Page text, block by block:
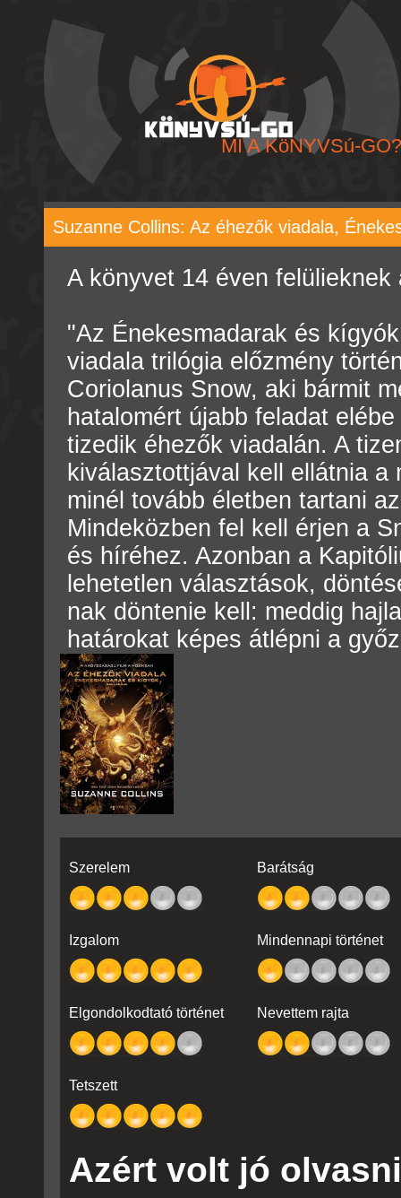
MI A KöNYVSú-
Suzanne Collins: Az éhezők viadala,
A könyvet 14 éven felülieknek
"Az Énekesmadarak és
viadala trilógia előzmény
Coriolanus Snow, aki bármit
hatalomért újabb feladat
tizedik éhezők viadalán. A
kiválasztottjával kell ellátnia a
minél tovább életben tartani
Mindeközben fel kell érjen a
és híréhez. Azonban a
lehetetlen választások,
nak döntenie kell: meddig
határokat képes átlépni a
Szerelem Barátság
Izgalom Mindennapi történet
Elgondolkodtató történet Nevettem rajta
Tetszett
Azért volt jó